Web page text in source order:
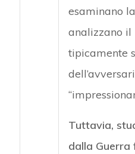
esaminano
analizzano
tipicamente
Tuttavia,
dalla Guerra